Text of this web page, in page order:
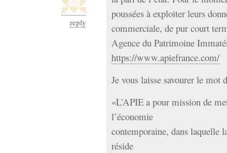
reply
poussées à exploiter leurs
commerciale, de pur court
Agence du Patrimoine
https://www.apiefrance.com/
Je vous laisse savourer le mot
«L’APIE a pour mission de
l’économie
contemporaine, dans laquelle
réside